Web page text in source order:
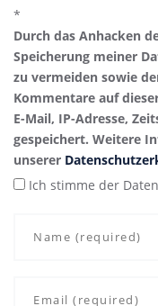
*
Durch das Anhacken
Speicherung meiner
zu vermeiden sowie
Kommentare auf
E-Mail, IP-Adresse,
gespeichert. Weitere
unserer
Ich stimme der